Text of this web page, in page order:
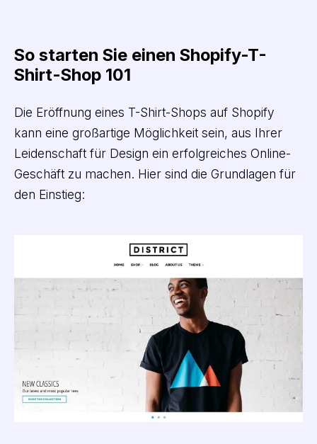
So starten Sie einen Shopify-T-
Shirt-Shop 101
Die Eröffnung eines T-Shirt-Shops auf Shopify
kann eine großartige Möglichkeit sein, aus Ihrer
Leidenschaft für Design ein erfolgreiches Online-
Geschäft zu machen. Hier sind die Grundlagen für
den Einstieg: